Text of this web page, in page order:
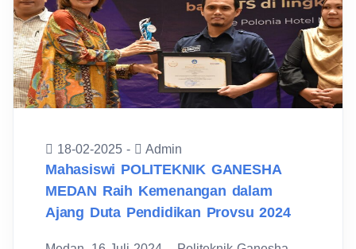
18-02-2025 - Admin
Mahasiswi POLITEKNIK GANESHA
MEDAN Raih Kemenangan dalam
Ajang Duta Pendidikan Provsu 2024